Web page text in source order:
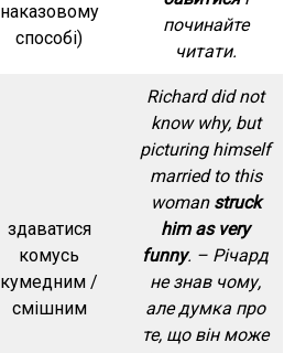
наказовому
способі)
починайте
читати.
здаватися
комусь
кумедним /
смішним
Richard did not
know why, but
picturing himself
married to this
woman struck
him as very
funny. – Річард
не знав чому,
але думка про
те, що він може